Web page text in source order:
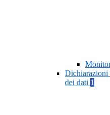
Dichiarazioni
dei dati 1